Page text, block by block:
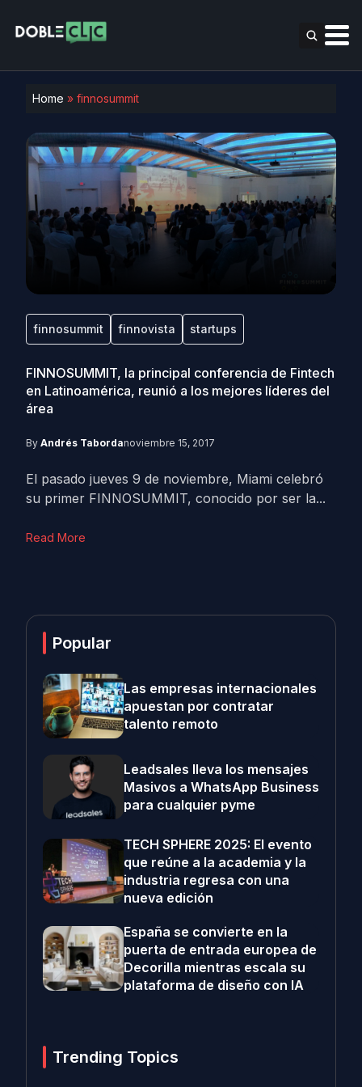
Home » finnosummit
finnosummit finnovista startups
FINNOSUMMIT, la principal conferencia de Fintech
en Latinoamérica, reunió a los mejores líderes del
área
By Andrés Tabordanoviembre 15, 2017
El pasado jueves 9 de noviembre, Miami celebró
su primer FINNOSUMMIT, conocido por ser la...
Read More
Popular
Las empresas internacionales
apuestan por contratar
talento remoto
Leadsales lleva los mensajes
Masivos a WhatsApp Business
para cualquier pyme
TECH SPHERE 2025: El evento
que reúne a la academia y la
industria regresa con una
nueva edición
España se convierte en la
puerta de entrada europea de
Decorilla mientras escala su
plataforma de diseño con IA
Trending Topics